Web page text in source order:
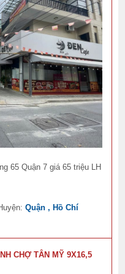
65 Quận 7 giá 65 triệu LH
Quận , Hồ Chí
CHỢ TÂN MỸ 9X16,5